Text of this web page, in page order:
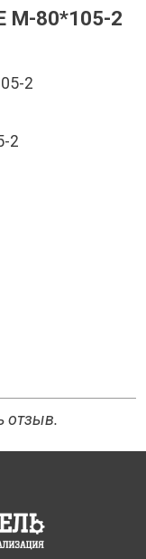
М-80*105-2
2
отзыв.